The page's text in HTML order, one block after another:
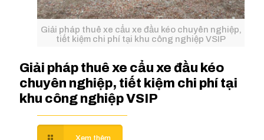
Giải pháp thuê xe cẩu xe đầu kéo chuyên nghiệp,
tiết kiệm chi phí tại khu công nghiệp VSIP
Giải pháp thuê xe cẩu xe đầu kéo
chuyên nghiệp, tiết kiệm chi phí tại
khu công nghiệp VSIP